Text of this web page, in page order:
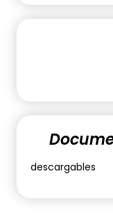
descargables